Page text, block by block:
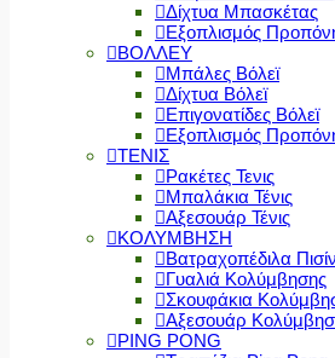
Δίχτυα Μπασκέτας
Εξοπλισμός
ΒΟΛΛΕΥ
Μπάλες Βόλεϊ
Δίχτυα Βόλεϊ
Επιγονατίδες Βόλεϊ
Εξοπλισμός
ΤΕΝΙΣ
Ρακέτες Τενις
Μπαλάκια Τένις
Αξεσουάρ Τένις
ΚΟΛΥΜΒΗΣΗ
Βατραχοπέδιλα
Γυαλιά Κολύμβησης
Σκουφάκια
Αξεσουάρ
PING PONG